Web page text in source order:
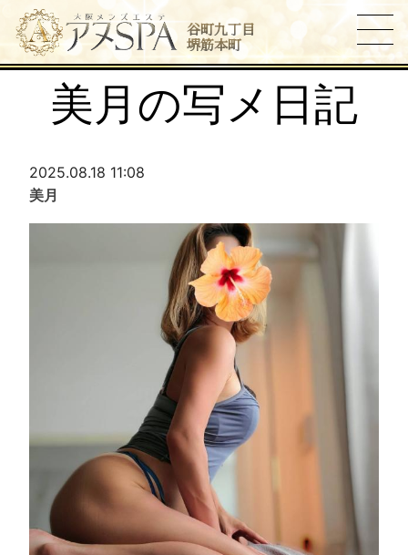
谷町九丁目
堺筋本町
美月の写メ日記
2025.08.18 11:08
美月